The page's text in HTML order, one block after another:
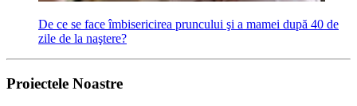
De ce se face îmbisericirea pruncului şi a mamei după 40 de
zile de la naştere?
Proiectele Noastre